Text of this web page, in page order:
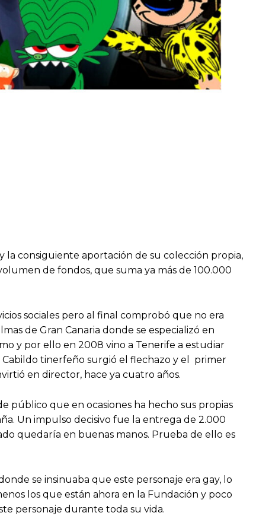
la consiguiente aportación de su colección propia,
de fondos, que suma ya más de 100.000
sociales pero al final comprobó que no era
de Gran Canaria donde se especializó en
y por ello en 2008 vino a Tenerife a estudiar
Cabildo tinerfeño surgió el flechazo y el primer
en director, hace ya cuatro años.
que en ocasiones ha hecho sus propias
Un impulso decisivo fue la entrega de 2.000
quedaría en buenas manos. Prueba de ello es
se insinuaba que este personaje era gay, lo
los que están ahora en la Fundación y poco
personaje durante toda su vida.